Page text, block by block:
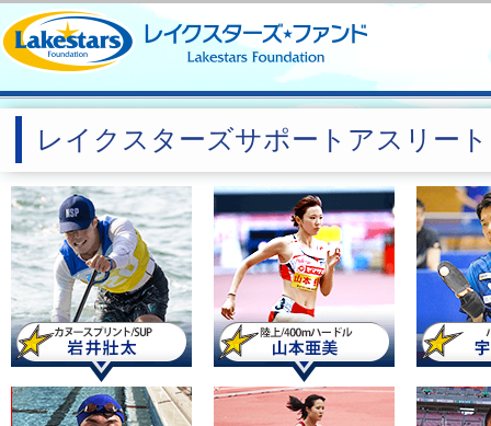
レイクスターズサポートアスリート